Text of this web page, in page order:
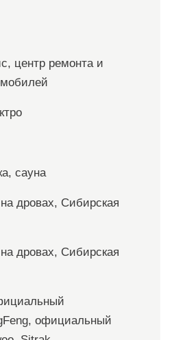
центр ремонта и
сауна
дровах, Сибирская
дровах, Сибирская
официальный